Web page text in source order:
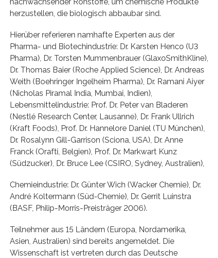
herzustellen, die biologisch abbaubar sind.
Hierüber referieren namhafte Experten aus der
Pharma- und Biotechindustrie: Dr. Karsten Henco (U3
Pharma), Dr. Torsten Mummenbrauer (GlaxoSmithKline),
Dr. Thomas Baier (Roche Applied Science), Dr. Andreas
Weith (Boehringer Ingelheim Pharma), Dr. Ramani Aiyer
(Nicholas Piramal India, Mumbai, Indien),
Lebensmittelindustrie: Prof. Dr. Peter van Bladeren
(Nestlé Research Center, Lausanne), Dr. Frank Ullrich
(Kraft Foods), Prof. Dr. Hannelore Daniel (TU München),
Dr. Rosalynn Gill-Garrison (Sciona, USA), Dr. Anne
Franck (Orafti, Belgien), Prof. Dr. Markwart Kunz
(Südzucker), Dr. Bruce Lee (CSIRO, Sydney, Australien),
Chemieindustrie: Dr. Günter Wich (Wacker Chemie), Dr.
André Koltermann (Süd-Chemie), Dr. Gerrit Luinstra
(BASF, Philip-Morris-Preisträger 2006).
Teilnehmer aus 15 Ländern (Europa, Nordamerika,
Asien, Australien) sind bereits angemeldet. Die
Wissenschaft ist vertreten durch das Deutsche